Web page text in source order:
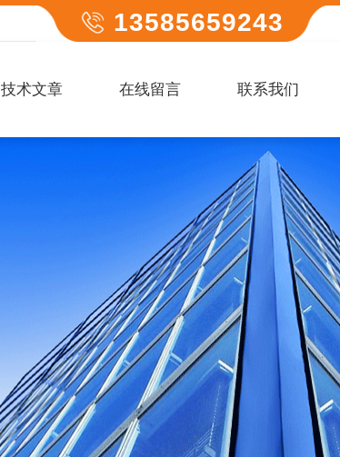
13585659243
技术文章 在线留言 联系我们